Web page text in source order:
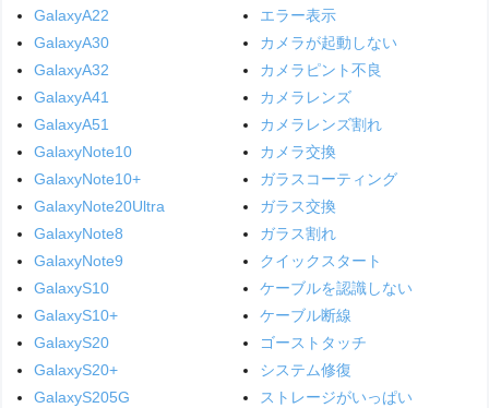
GalaxyA22
GalaxyA30
GalaxyA32
GalaxyA41
GalaxyA51
GalaxyNote10
GalaxyNote10+
GalaxyNote20Ultra
GalaxyNote8
GalaxyNote9
GalaxyS10
GalaxyS10+
GalaxyS20
GalaxyS20+
GalaxyS205G
エラー表示
カメラが起動しない
カメラピント不良
カメラレンズ
カメラレンズ割れ
カメラ交換
ガラスコーティング
ガラス交換
ガラス割れ
クイックスタート
ケーブルを認識しない
ケーブル断線
ゴーストタッチ
システム修復
ストレージがいっぱい